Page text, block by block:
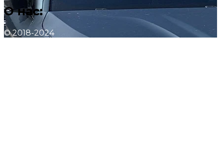
О нас:
© 2018-2024